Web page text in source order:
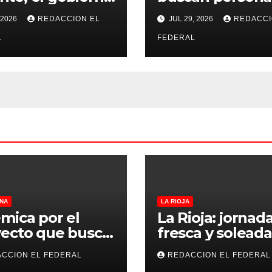
a los
para que
el 75% de
presencial
REDACCION EL
Catamarca y
Juan para
puestos
JUL 29, 2026
FEDERAL
por el
que busca
criaderos y
de perros y
EL FEDERAL
LA RIOJA
La Rioja:
fresca y soleada
este jueves, con
temperaturas
REDACCION EL FEDERAL